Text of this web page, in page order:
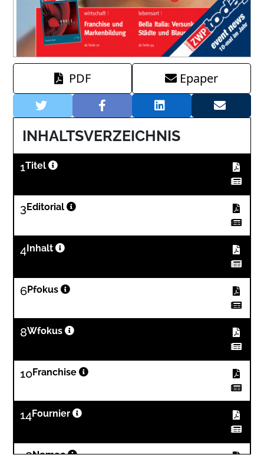
PDF Epaper
INHALTSVERZEICHNIS
1Titel
3 Editorial
4 Inhalt
6Pfokus
8Wfokus
10Franchise
14Fournier
18Nemec